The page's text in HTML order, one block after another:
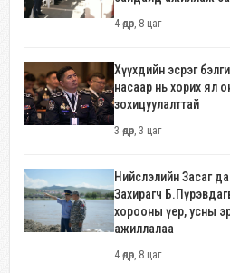
4 өдөр, 8 цаг
Хүүхдийн эсрэг
насаар нь хорих ял
зохицуулалттай
3 өдөр, 3 цаг
Нийслэлийн Засаг
Захирагч
хорооны үер, усны
ажиллалаа
4 өдөр, 8 цаг